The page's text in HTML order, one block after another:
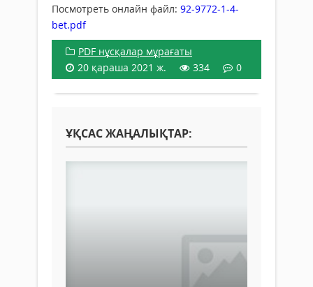
Посмотреть онлайн файл: 92-9772-1-4-
bet.pdf
PDF нұсқалар мұрағаты
20 қараша 2021 ж.
334 0
ҰҚСАС ЖАҢАЛЫҚТАР: